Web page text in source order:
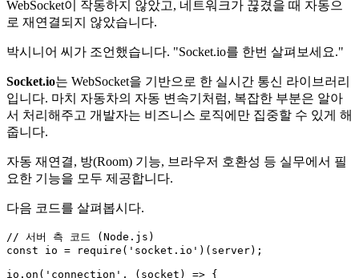
WebSocket이 작동하지 않았고, 네트워크가 끊겼을 때 자동으
로 재연결되지 않았습니다.
박시니어 씨가 조언했습니다. "Socket.io를 한번 살펴보세요."
Socket.io는 WebSocket을 기반으로 한 실시간 통신 라이브러리
입니다. 마치 자동차의 자동 변속기처럼, 복잡한 부분은 알아
서 처리해주고 개발자는 비즈니스 로직에만 집중할 수 있게 해
줍니다.
자동 재연결, 방(Room) 기능, 브라우저 호환성 등 실무에서 필
요한 기능을 모두 제공합니다.
다음 코드를 살펴봅시다.
// 서버 측 코드 (Node.js)
const io = require ( 'socket.io' )(server);
io. on ( 'connection' , ( socket ) => {